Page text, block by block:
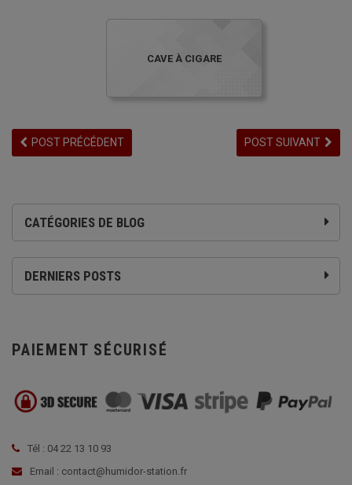
CATÉGORIES DE BLOG
DERNIERS POSTS
CAVE À CIGARE
POST PRÉCÉDENT POST SUIVANT
PAIEMENT SÉCURISÉ
Tél : 04 22 13 10 93
Email : contact@humidor-station.fr